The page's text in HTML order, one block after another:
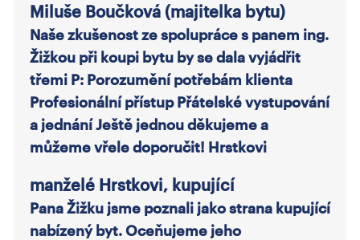
Miluše Boučková (majitelka bytu)
Naše zkušenost ze spolupráce s panem ing.
Žižkou při koupi bytu by se dala vyjádřit
třemi P: Porozumění potřebám klienta
Profesionální přístup Přátelské vystupování
a jednání Ještě jednou děkujeme a
můžeme vřele doporučit! Hrstkovi
manželé Hrstkovi, kupující
Pana Žižku jsme poznali jako strana kupující
nabízený byt. Oceňujeme jeho